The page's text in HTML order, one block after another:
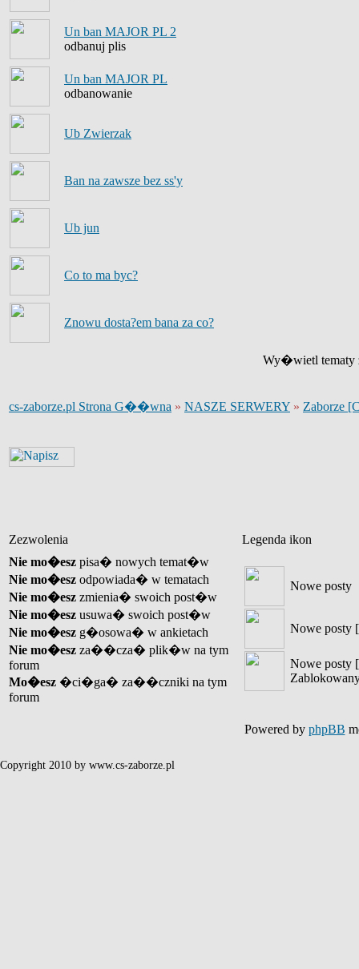
Un ban MAJOR PL 2
odbanuj plis
Un ban MAJOR PL
odbanowanie
Ub Zwierzak
Ban na zawsze bez ss'y
Ub jun
Co to ma byc?
Znowu dosta?em bana za co?
Wy�wietl tematy
cs-zaborze.pl Strona G��wna » NASZE SERWERY » Zaborze
Zezwolenia
Legenda ikon
Nie mo�esz pisa� nowych temat�w
Nie mo�esz odpowiada� w tematach
Nie mo�esz zmienia� swoich post�w
Nie mo�esz usuwa� swoich post�w
Nie mo�esz g�osowa� w ankietach
Nie mo�esz za��cza� plik�w na tym
forum
Mo�esz �ci�ga� za��czniki na tym
forum
Nowe posty
Nowe posty
Nowe posty [
Powered by phpBB
Copyright 2010 by www.cs-zaborze.pl